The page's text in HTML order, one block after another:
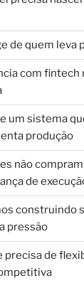
de quem
com fintech
um sistema
produção
não
de
construindo
pressão
precisa de